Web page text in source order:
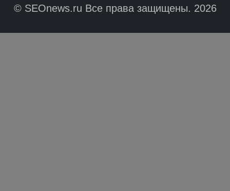
© SEOnews.ru Все права защищены. 2026